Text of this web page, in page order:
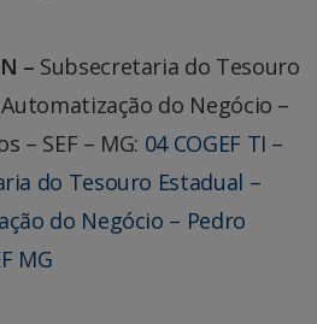
– Subsecretaria do Tesouro
do Negócio –
– SEF – MG: 04 COGEF TI –
do Tesouro Estadual –
do Negócio – Pedro
MG